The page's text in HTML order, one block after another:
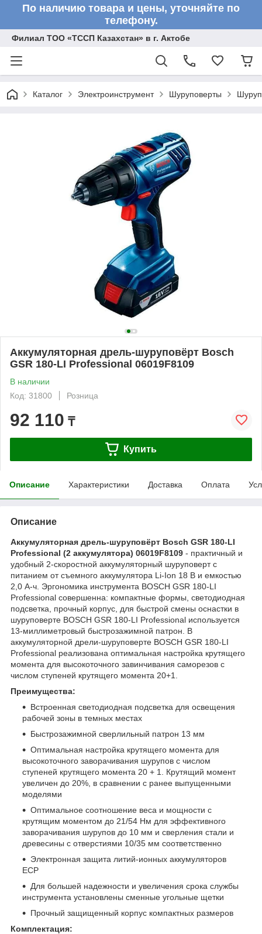
По наличию товара и цены, уточняйте по
телефону.
Филиал ТОО «ТССП Казахстан» в г. Актобе
Каталог Электроинструмент Шуруповерты
Аккумуляторная дрель-шуруповёрт Bosch
GSR 180-LI Professional 06019F8109
В наличии
Код: 31800
Розница
92 110 ₸
Купить
Описание Характеристики Доставка Оплата
Описание
Аккумуляторная дрель-шуруповёрт Bosch GSR 180-LI
Professional (2 аккумулятора) 06019F8109 - практичный и
удобный 2-скоростной аккумуляторный шуруповерт с
питанием от съемного аккумулятора Li-Ion 18 В и емкостью
2,0 А-ч. Эргономика инструмента BOSCH GSR 180-LI
Professional совершенна: компактные формы, светодиодная
подсветка, прочный корпус, для быстрой смены оснастки в
шуруповерте BOSCH GSR 180-LI Professional используется
13-миллиметровый быстрозажимной патрон. В
аккумуляторной дрели-шуруповерте BOSCH GSR 180-LI
Professional реализована оптимальная настройка крутящего
момента для высокоточного завинчивания саморезов с
числом ступеней крутящего момента 20+1.
Преимущества:
Встроенная светодиодная подсветка для освещения
рабочей зоны в темных местах
Быстрозажимной сверлильный патрон 13 мм
Оптимальная настройка крутящего момента для
высокоточного заворачивания шурупов с числом
ступеней крутящего момента 20 + 1. Крутящий момент
увеличен до 20%, в сравнении с ранее выпущенными
моделями
Оптимальное соотношение веса и мощности с
крутящим моментом до 21/54 Нм для эффективного
заворачивания шурупов до 10 мм и сверления стали и
древесины с отверстиями 10/35 мм соответственно
Электронная защита литий-ионных аккумуляторов
ECP
Для большей надежности и увеличения срока службы
инструмента установлены сменные угольные щетки
Прочный защищенный корпус компактных размеров
Комплектация: